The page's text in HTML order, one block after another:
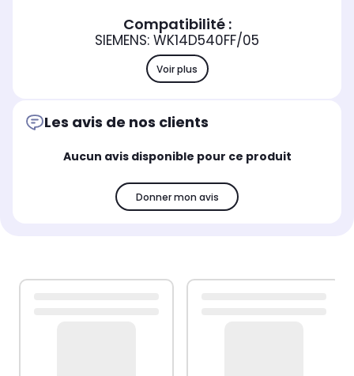
Compatibilité :
SIEMENS: WK14D540FF/05
Voir plus
Les avis de nos clients
Aucun avis disponible pour ce produit
Donner mon avis